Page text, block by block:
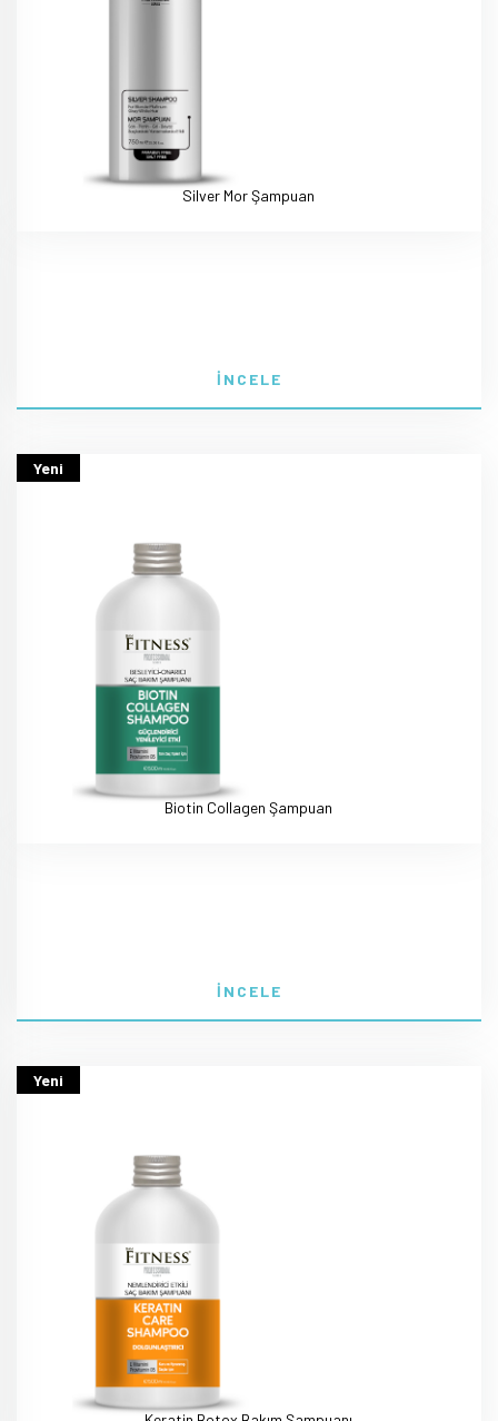
Silver Mor Şampuan
İNCELE
Yeni
Biotin Collagen Şampuan
İNCELE
Yeni